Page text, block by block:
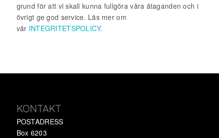
grund för att vi skall kunna fullgöra våra åtaganden och i
övrigt ge god service. Läs mer om
vår INTEGRITETSPOLICY.
KONTAKT
POSTADRESS
Box 6203